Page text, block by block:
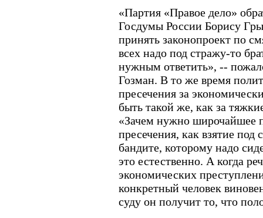
«Партия «Правое дело»
Госдумы России Борису
принять законопроект по
всех надо под стражу-то
нужным ответить», --
Гозман. В то же время
пресечения за
быть такой же, как за
«Зачем нужно широчайшее
пресечения, как взятие под
бандите, которому надо
это естественно. А когда
экономических
конкретный человек
суду он получит то, что